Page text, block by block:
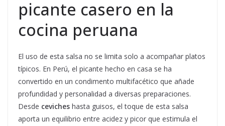
picante casero en la
cocina peruana
El uso de esta salsa no se limita solo a acompañar platos
típicos. En Perú, el picante hecho en casa se ha
convertido en un condimento multifacético que añade
profundidad y personalidad a diversas preparaciones.
Desde ceviches hasta guisos, el toque de esta salsa
aporta un equilibrio entre acidez y picor que estimula el